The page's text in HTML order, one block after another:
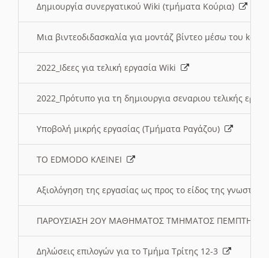
Δημιουργία συνεργατικού Wiki (τμήματα Κούρια)
Μια βιντεοδιδασκαλία για μοντάζ βίντεο μέσω του
2022_Ιδεες για τελική εργασία Wiki
2022_Πρότυπο για τη δημιουργια σεναριου τελικής
Υποβολή μικρής εργασίας (Τμήματα Ραγάζου)
ΤΟ EDMODO ΚΛΕΙΝΕΙ
Αξιολόγηση της εργασίας ως προς το είδος της
ΠΑΡΟΥΣΙΑΣΗ 2ΟΥ ΜΑΘΗΜΑΤΟΣ ΤΜΗΜΑΤΟΣ
Δηλώσεις επιλογών για το Τμήμα Τρίτης 12-3